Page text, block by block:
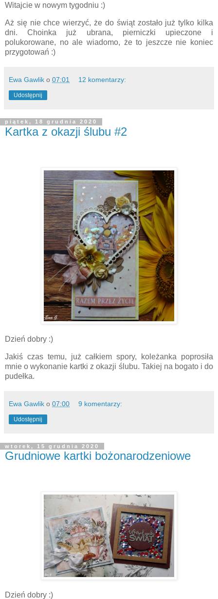
Witajcie w nowym tygodniu :)
Aż się nie chce wierzyć, że do świąt zostało już tylko kilka
dni. Choinka już ubrana, pierniczki upieczone i
polukorowane, no ale wiadomo, że to jeszcze nie koniec
przygotowań :)
Ewa Gawlik o 07:01 12 komentarzy:
Udostępnij
piątek, 18 grudnia 2020
Kartka z okazji ślubu #2
Dzień dobry :)
Jakiś czas temu, już całkiem spory, koleżanka poprosiła
mnie o wykonanie kartki z okazji ślubu. Takiej na bogato i do
pudełka.
Ewa Gawlik o 07:00 9 komentarzy:
Udostępnij
wtorek, 15 grudnia 2020
Grudniowe kartki bożonarodzeniowe
Dzień dobry :)